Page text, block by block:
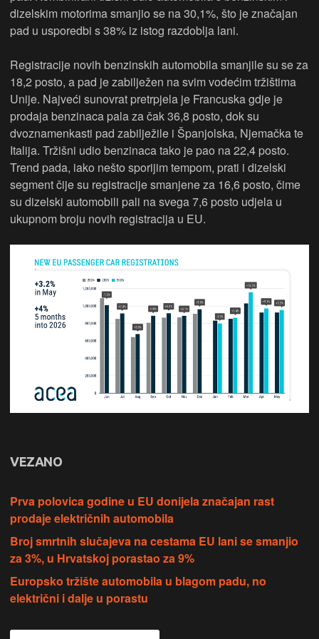
dizelskim motorima smanjio se na 30,1%, što je značajan
pad u usporedbi s 38% iz istog razdoblja lani.
Registracije novih benzinskih automobila smanjile su se za
18,2 posto, a pad je zabilježen na svim vodećim tržištima
Unije. Najveći sunovrat pretrpjela je Francuska gdje je
prodaja benzinaca pala za čak 36,8 posto, dok su
dvoznamenkasti pad zabilježile i Španjolska, Njemačka te
Italija. Tržišni udio benzinaca tako je pao na 22,4 posto.
Trend pada, iako nešto sporijim tempom, prati i dizelski
segment čije su registracije smanjene za 16,6 posto, čime
su dizelski automobili pali na svega 7,6 posto udjela u
ukupnom broju novih registracija u EU.
VEZANO
Prva polovica godine u EU donijela značajan rast
prodaje električnih automobila
Broj smrtnih slučajeva na cestama EU lani se smanjio
za 3%, u Hrvatskoj porastao za 9%
Europsko tržište automobila u blagom padu, no
električni i dalje u porastu